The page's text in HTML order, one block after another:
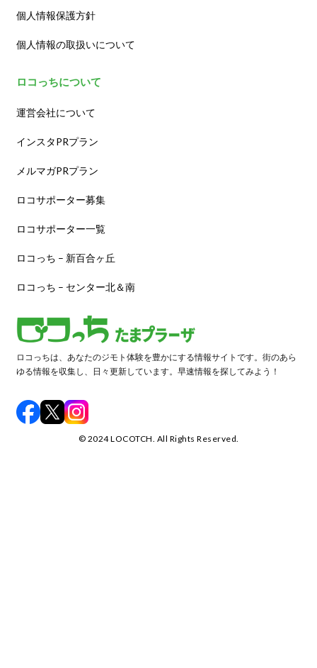
個人情報保護方針
個人情報の取扱いについて
ロコっちについて
運営会社について
インスタPRプラン
メルマガPRプラン
ロコサポーター募集
ロコサポーター一覧
ロコっち – 新百合ヶ丘
ロコっち – センター北＆南
ロコっちは、あなたのジモト体験を豊かにする情報サイトです。街のあら
ゆる情報を収集し、日々更新しています。早速情報を探してみよう！
©️ 2024 LOCOTCH. All Rights Reserved.